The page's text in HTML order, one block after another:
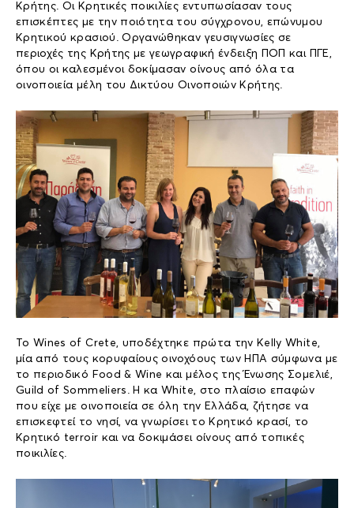
Κρήτης. Οι Κρητικές ποικιλίες εντυπωσίασαν τους
επισκέπτες με την ποιότητα του σύγχρονου, επώνυμου
Κρητικού κρασιού. Οργανώθηκαν γευσιγνωσίες σε
περιοχές της Κρήτης με γεωγραφική ένδειξη ΠΟΠ και ΠΓΕ,
όπου οι καλεσμένοι δοκίμασαν οίνους από όλα τα
οινοποιεία μέλη του Δικτύου Οινοποιών Κρήτης.
Το Wines of Crete, υποδέχτηκε πρώτα την Kelly White,
μία από τους κορυφαίους οινοχόους των ΗΠΑ σύμφωνα με
το περιοδικό Food & Wine και μέλος της Ένωσης Σομελιέ,
Guild of Sommeliers. Η κα White, στο πλαίσιο επαφών
που είχε με οινοποιεία σε όλη την Ελλάδα, ζήτησε να
επισκεφτεί το νησί, να γνωρίσει το Κρητικό κρασί, το
Κρητικό terroir και να δοκιμάσει οίνους από τοπικές
ποικιλίες.